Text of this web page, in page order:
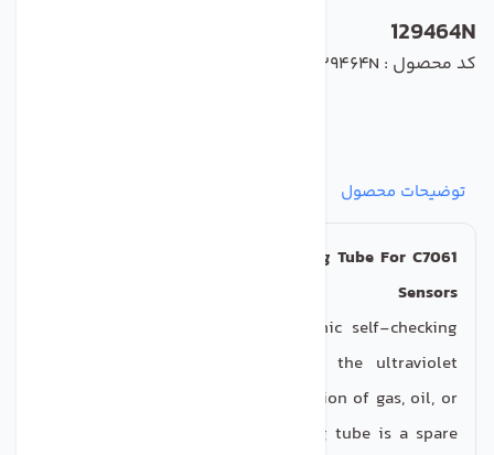
129464N
کد محصول : 129464N
توضیحات محصول
UV Flame Sensor, Ultravoilet Sensing Tube For C7061
Sensors
The Honeywell C7061A is a dynamic self-checking
flame sensor utilised for sensing the ultraviolet
radiation generated by the combustion of gas, oil, or
other fuels. This ultraviolet sensing tube is a spare